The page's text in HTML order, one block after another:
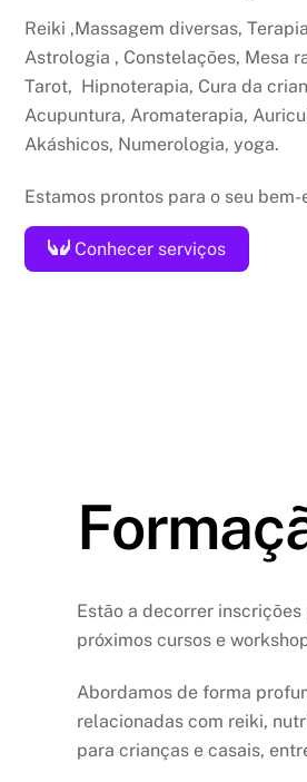
Reiki ,Massagem diversas,
Astrologia , Constelações, Mesa
Tarot, Hipnoterapia, Cura da
Acupuntura, Aromaterapia,
Akáshicos, Numerologia, yoga.
Estamos prontos para o seu bem-
Conhecer serviços
Estão a decorrer inscrições
próximos cursos e
Abordamos de forma
relacionadas com reiki,
para crianças e casais,